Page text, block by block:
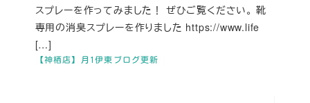
【神栖店】月1伊東ブログ更新
スプレーを作ってみました！ ぜひご覧ください。 靴
専用の消臭スプレーを作りました https://www.life
[…]